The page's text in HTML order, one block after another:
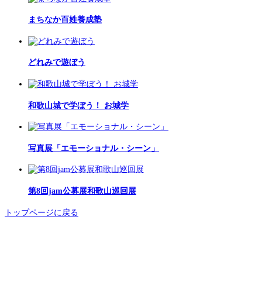
まちなか百姓養成塾
どれみで遊ぼう
和歌山城で学ぼう！ お城学
写真展「エモーショナル・シーン」
第8回jam公募展和歌山巡回展
トップページに戻る